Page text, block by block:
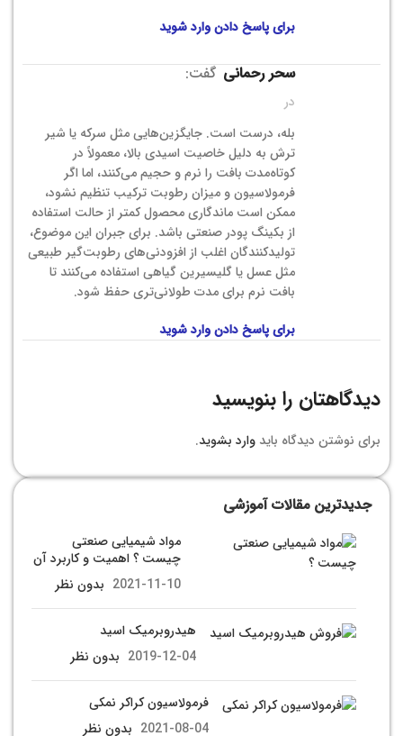
برای پاسخ دادن وارد شوید
سحر رحمانی گفت:
در
بله، درست است. جایگزین‌هایی مثل سرکه یا شیر
ترش به دلیل خاصیت اسیدی بالا، معمولاً در
کوتاه‌مدت بافت را نرم و حجیم می‌کنند، اما اگر
فرمولاسیون و میزان رطوبت ترکیب تنظیم نشود،
ممکن است ماندگاری محصول کمتر از حالت استفاده
از بکینگ پودر صنعتی باشد. برای جبران این موضوع،
تولیدکنندگان اغلب از افزودنی‌های رطوبت‌گیر طبیعی
مثل عسل یا گلیسیرین گیاهی استفاده می‌کنند تا
بافت نرم برای مدت طولانی‌تری حفظ شود.
برای پاسخ دادن وارد شوید
دیدگاهتان را بنویسید
برای نوشتن دیدگاه باید وارد بشوید.
جدیدترین مقالات آموزشی
مواد شیمیایی صنعتی
چیست ؟ اهمیت و کاربرد آن
2021-11-10 بدون نظر
هیدروبرمیک اسید
2019-12-04 بدون نظر
فرمولاسیون کراکر نمکی
2021-08-04 بدون نظر